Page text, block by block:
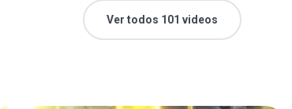
Ver todos 101 videos